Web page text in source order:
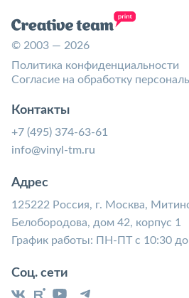
© 2003 — 2026
Политика конфиденциальности
Согласие на обработку
Контакты
+7 (495) 374-63-61
info@vinyl-tm.ru
Адрес
125222 Россия, г. Москва,
Белобородова, дом 42, корпус 1
График работы: ПН-ПТ с 10:30
Соц. сети